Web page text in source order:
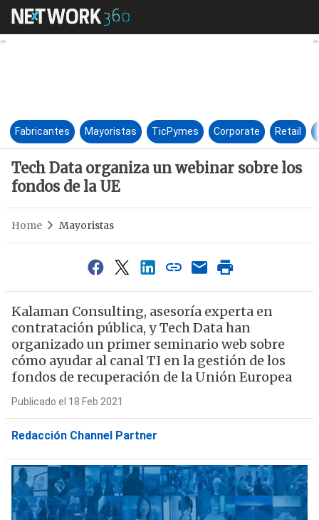
Tech Data organiza un
Fabricantes Mayoristas TicPymes Corporate Retail
Tech Data organiza un webinar sobre los
fondos de la UE
Home Mayoristas
Kalaman Consulting, asesoría experta en
contratación pública, y Tech Data han
organizado un primer seminario web sobre
cómo ayudar al canal TI en la gestión de los
fondos de recuperación de la Unión Europea
Publicado el 18 Feb 2021
Redacción Channel Partner